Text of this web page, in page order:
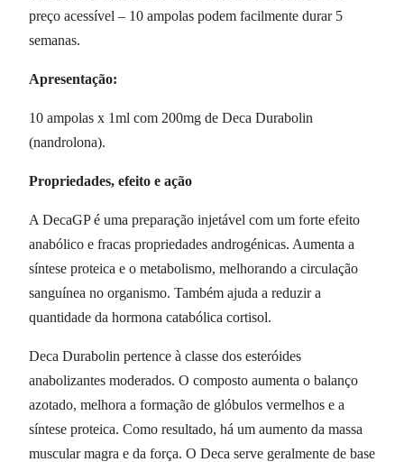
preço acessível – 10 ampolas podem facilmente durar 5
semanas.
Apresentação:
10 ampolas x 1ml com 200mg de Deca Durabolin
(nandrolona).
Propriedades, efeito e ação
A DecaGP é uma preparação injetável com um forte efeito
anabólico e fracas propriedades androgénicas. Aumenta a
síntese proteica e o metabolismo, melhorando a circulação
sanguínea no organismo. Também ajuda a reduzir a
quantidade da hormona catabólica cortisol.
Deca Durabolin pertence à classe dos esteróides
anabolizantes moderados. O composto aumenta o balanço
azotado, melhora a formação de glóbulos vermelhos e a
síntese proteica. Como resultado, há um aumento da massa
muscular magra e da força. O Deca serve geralmente de base